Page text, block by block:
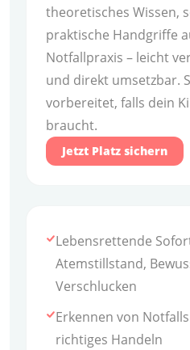
theoretisches Wissen,
praktische Handgriffe
Notfallpraxis – leicht
und direkt umsetzbar.
vorbereitet, falls dein
braucht.
Jetzt Platz sichern
Lebensrettende
Atemstillstand,
Verschlucken
Erkennen von
richtiges Handeln